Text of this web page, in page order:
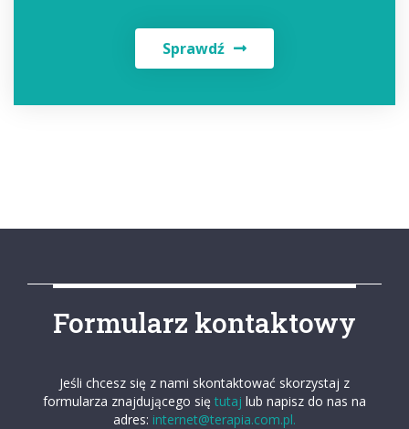
Sprawdź
Formularz kontaktowy
Jeśli chcesz się z nami skontaktować skorzystaj z
formularza znajdującego się tutaj lub napisz do nas na
adres: internet@terapia.com.pl.